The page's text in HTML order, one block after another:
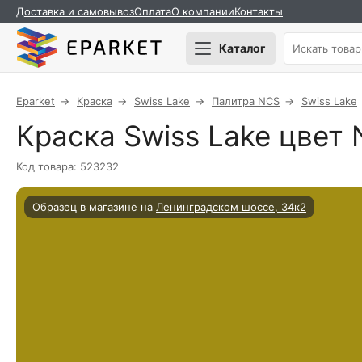
Доставка и самовывозОплатаО компанииКонтакты
Каталог
Eparket Краска Swiss Lake Палитра NCS Swiss Lake
Краска Swiss Lake цвет
Код товара: 523232
Образец в магазине на Ленинградском шоссе, 34к2